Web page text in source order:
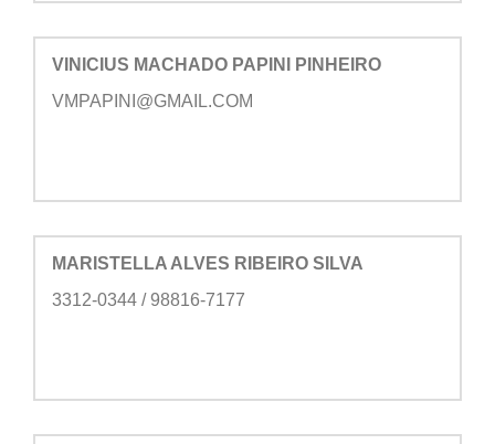
VINICIUS MACHADO PAPINI PINHEIRO
VMPAPINI@GMAIL.COM
MARISTELLA ALVES RIBEIRO SILVA
3312-0344 / 98816-7177